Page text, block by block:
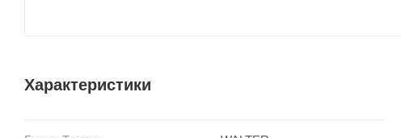
Характеристики